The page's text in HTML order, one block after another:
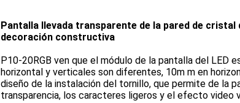
Pantalla llevada transparente de la pared de cristal
decoración constructiva
P10-20RGB ven que el módulo de la pantalla del LED
horizontal y verticales son diferentes, 10m m en
diseño de la instalación del tornillo, que permite de la
transparencia, los caracteres ligeros y el efecto video